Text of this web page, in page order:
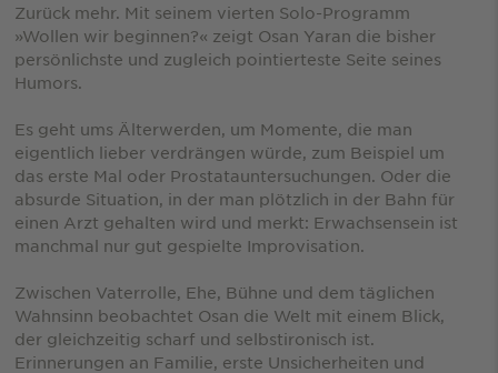
Zurück mehr. Mit seinem vierten Solo-Programm
»Wollen wir beginnen?« zeigt Osan Yaran die bisher
persönlichste und zugleich pointierteste Seite seines
Humors.
Es geht ums Älterwerden, um Momente, die man
eigentlich lieber verdrängen würde, zum Beispiel um
das erste Mal oder Prostatauntersuchungen. Oder die
absurde Situation, in der man plötzlich in der Bahn für
einen Arzt gehalten wird und merkt: Erwachsensein ist
manchmal nur gut gespielte Improvisation.
Zwischen Vaterrolle, Ehe, Bühne und dem täglichen
Wahnsinn beobachtet Osan die Welt mit einem Blick,
der gleichzeitig scharf und selbstironisch ist.
Erinnerungen an Familie, erste Unsicherheiten und